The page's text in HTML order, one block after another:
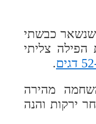
כבשתי
צליתי
.
מהירה
ירקות והנה